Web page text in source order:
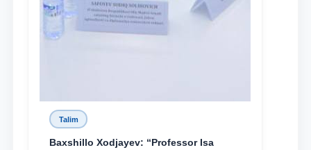
Talim
Baxshillo Xodjayev: “Professor Isa